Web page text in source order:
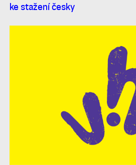
ke stažení česky